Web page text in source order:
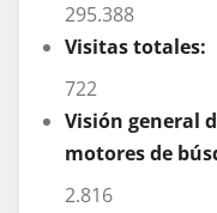
295.388
Visitas totales:
722
Visión general
motores de
2.816